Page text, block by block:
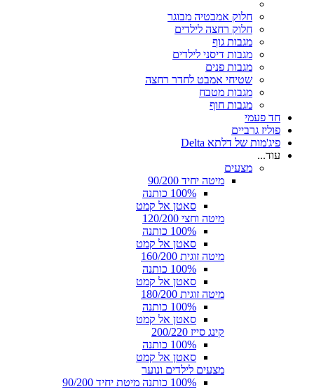
חלוק אמבטיה מבוגר
חלוק רחצה לילדים
מגבות גוף
מגבות דיסני לילדים
מגבות פנים
שטיחי אמבט לחדר רחצה
מגבות מטבח
מגבות חוף
חד פעמי
פוליז גרביים
פיג'מות של דלתא Delta
עוד...
מצעים
מיטה יחיד 90/200
100% כותנה
סאטן אל קמט
מיטה וחצי 120/200
100% כותנה
סאטן אל קמט
מיטה זוגית 160/200
100% כותנה
סאטן אל קמט
מיטה זוגית 180/200
100% כותנה
סאטן אל קמט
קינג סייז 200/220
100% כותנה
סאטן אל קמט
מצעים לילדים ונוער
100% כותנה מיטת יחיד 90/200